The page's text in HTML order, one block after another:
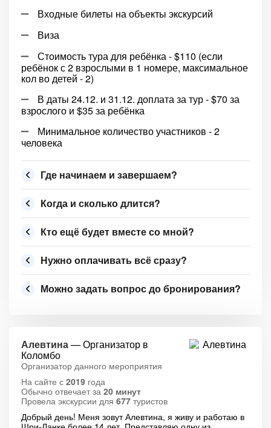
Входные билеты на объекты экскурсий
Виза
Стоимость тура для ребёнка - $110 (если
ребёнок с 2 взрослыми в 1 номере, максимальное
кол во детей - 2)
В даты 24.12. и 31.12. доплата за тур - $70 за
взрослого и $35 за ребёнка
Минимальное количество участников - 2
человека
Где начинаем и завершаем?
Когда и сколько длится?
Кто ещё будет вместе со мной?
Нужно оплачивать всё сразу?
Можно задать вопрос до бронирования?
Алевтина— Организатор в
Коломбо
Организатор данного мероприятия
На сайте с 2019 года
Обычно отвечает за 20 минут
Провела экскурсии для 677 туристов
Добрый день! Меня зовут Алевтина, я живу и работаю в